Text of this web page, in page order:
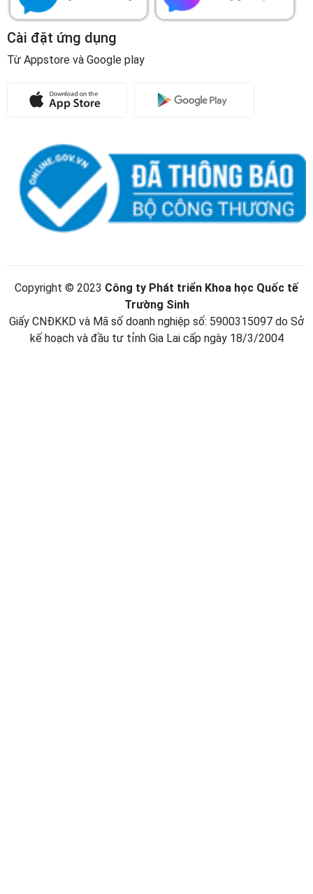
Copyright © 2023
Công ty Phát triển Khoa học Quốc tế